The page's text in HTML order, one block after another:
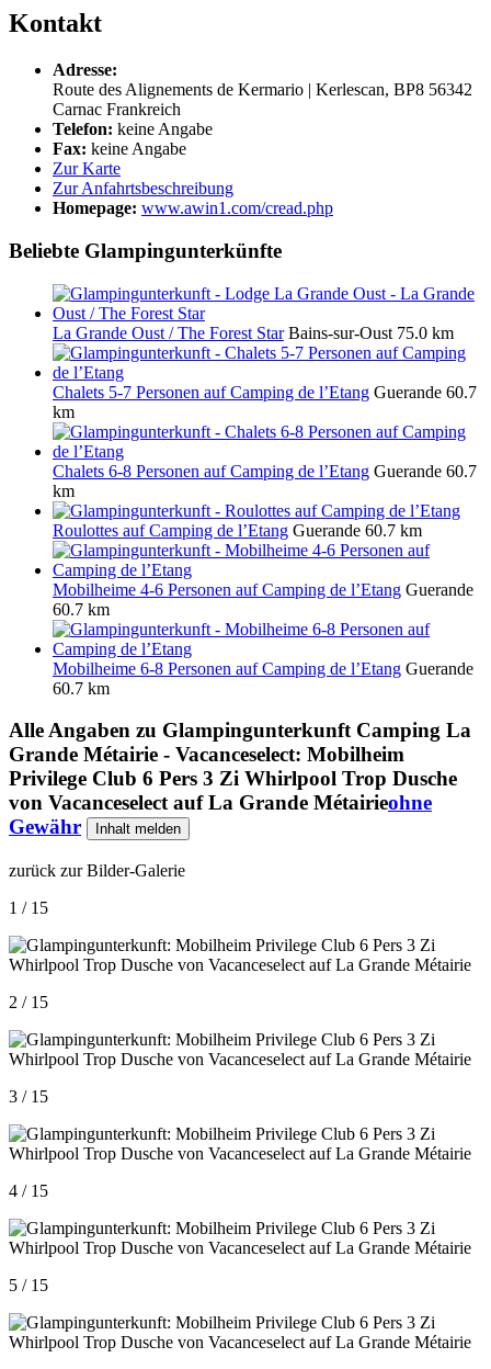
Kontakt
Adresse:
Route des Alignements de Kermario | Kerlescan, BP8 56342
Carnac Frankreich
Telefon: keine Angabe
Fax: keine Angabe
Zur Karte
Zur Anfahrtsbeschreibung
Homepage: www.awin1.com/cread.php
Beliebte Glampingunterkünfte
La Grande Oust / The Forest Star Bains-sur-Oust 75.0 km
Chalets 5-7 Personen auf Camping de l’Etang Guerande 60.7
km
Chalets 6-8 Personen auf Camping de l’Etang Guerande 60.7
km
Roulottes auf Camping de l’Etang Guerande 60.7 km
Mobilheime 4-6 Personen auf Camping de l’Etang Guerande
60.7 km
Mobilheime 6-8 Personen auf Camping de l’Etang Guerande
60.7 km
Alle Angaben zu Glampingunterkunft Camping La
Grande Métairie - Vacanceselect: Mobilheim
Privilege Club 6 Pers 3 Zi Whirlpool Trop Dusche
von Vacanceselect auf La Grande Métairieohne
Gewähr
Inhalt melden
zurück zur Bilder-Galerie
1 / 15
2 / 15
3 / 15
4 / 15
5 / 15